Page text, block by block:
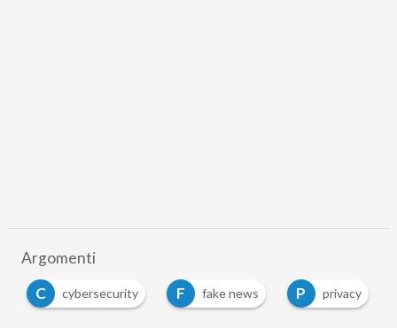
Argomenti
C
cybersecurity F fake news P
privacy